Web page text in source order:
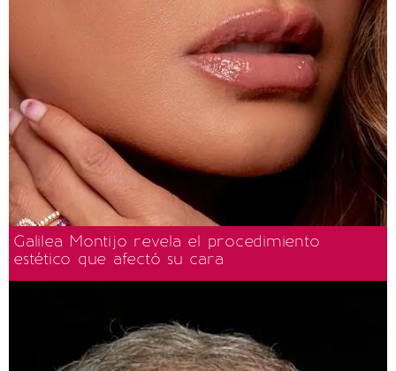
Galilea Montijo revela el procedimiento
estético que afectó su cara